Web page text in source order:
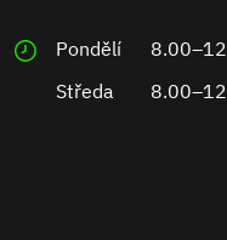
Pondělí
Středa